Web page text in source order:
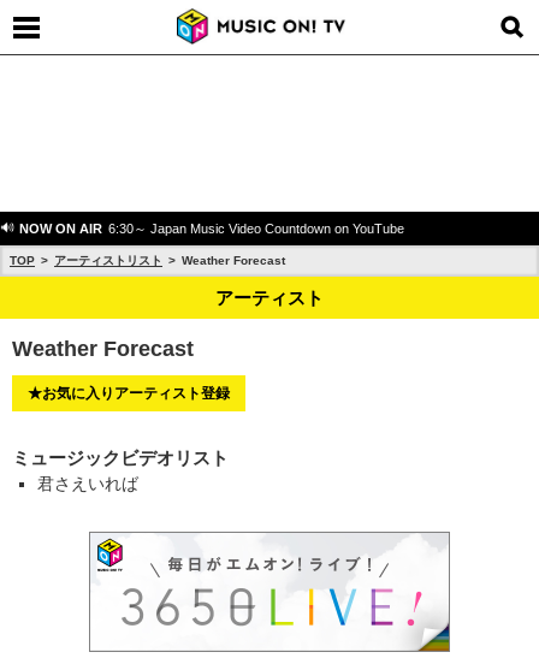
NOW ON AIR 6:30～ Japan Music Video Countdown on YouTube
TOP アーティストリスト Weather Forecast
アーティスト
Weather Forecast
★お気に入りアーティスト登録
ミュージックビデオリスト
君さえいれば